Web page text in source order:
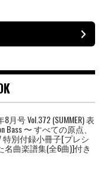
号 Vol.372 (SUMMER) 表
Bass 〜 すべての原点、
別付録小冊子[プレシ
曲楽譜集(全6曲)]付き